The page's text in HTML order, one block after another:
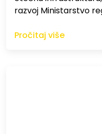
razvoj Ministarstvo
Pročitaj više